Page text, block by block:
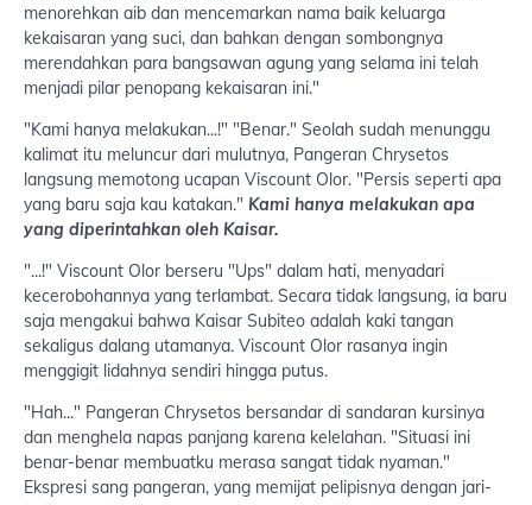
menorehkan aib dan mencemarkan nama baik keluarga
kekaisaran yang suci, dan bahkan dengan sombongnya
merendahkan para bangsawan agung yang selama ini telah
menjadi pilar penopang kekaisaran ini."
"Kami hanya melakukan...!" "Benar." Seolah sudah menunggu
kalimat itu meluncur dari mulutnya, Pangeran Chrysetos
langsung memotong ucapan Viscount Olor. "Persis seperti apa
yang baru saja kau katakan." Kami hanya melakukan apa
yang diperintahkan oleh Kaisar.
"...!" Viscount Olor berseru "Ups" dalam hati, menyadari
kecerobohannya yang terlambat. Secara tidak langsung, ia baru
saja mengakui bahwa Kaisar Subiteo adalah kaki tangan
sekaligus dalang utamanya. Viscount Olor rasanya ingin
menggigit lidahnya sendiri hingga putus.
"Hah..." Pangeran Chrysetos bersandar di sandaran kursinya
dan menghela napas panjang karena kelelahan. "Situasi ini
benar-benar membuatku merasa sangat tidak nyaman."
Ekspresi sang pangeran, yang memijat pelipisnya dengan jari-